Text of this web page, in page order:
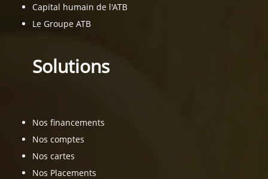
Capital humain de l'ATB
Le Groupe ATB
Solutions
Nos financements
Nos comptes
Nos cartes
Nos Placements